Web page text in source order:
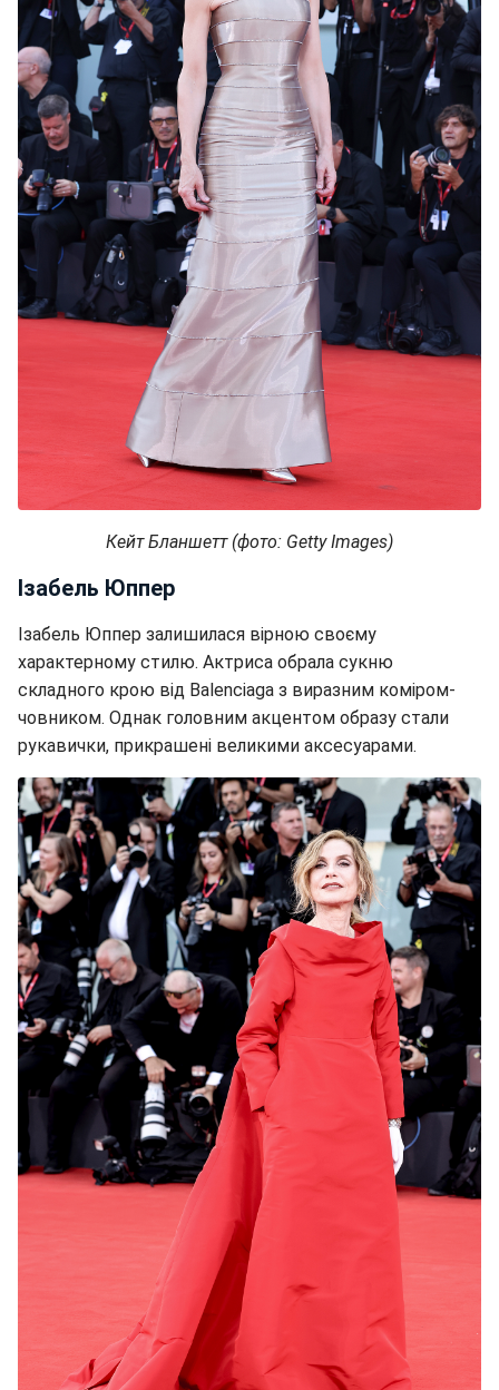
Кейт Бланшетт (фото: Getty Images)
Ізабель Юппер
Ізабель Юппер залишилася вірною своєму
характерному стилю. Актриса обрала сукню
складного крою від Balenciaga з виразним коміром-
човником. Однак головним акцентом образу стали
рукавички, прикрашені великими аксесуарами.